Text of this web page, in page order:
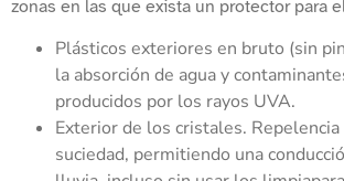
zonas en las que exista un protector para
Plásticos exteriores en bruto (sin
la absorción de agua y
producidos por los rayos UVA.
Exterior de los cristales. Repelencia
suciedad, permitiendo una